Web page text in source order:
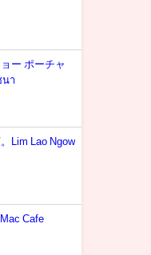
ー ポーチャ
นา
Lim Lao Ngow
Cafe